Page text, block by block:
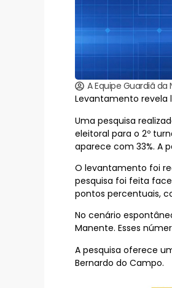
A Equipe Guardiã da
Levantamento revela
Uma pesquisa
eleitoral para o 2º
aparece com 33%. A
O levantamento foi
pesquisa foi feita face
pontos percentuais,
No cenário
Manente. Esses
A pesquisa oferece
Bernardo do Campo.